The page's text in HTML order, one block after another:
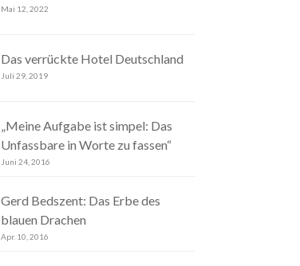
Mai 12, 2022
Das verrückte Hotel Deutschland
Juli 29, 2019
„Meine Aufgabe ist simpel: Das
Unfassbare in Worte zu fassen“
Juni 24, 2016
Gerd Bedszent: Das Erbe des
blauen Drachen
Apr. 10, 2016